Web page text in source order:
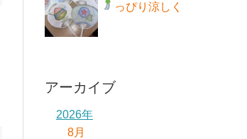
っぴり涼しく
アーカイブ
2026年
8月